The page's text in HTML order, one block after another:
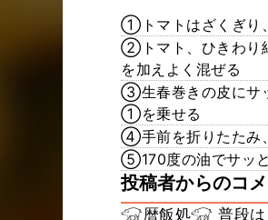
①トマトはざくぎり
②トマト、ひきわり
を加えよく混ぜる
③生春巻きの皮にサ
①を乗せる
④手前を折りたたみ
⑤170度の油でサッと
投稿者からのコ
𓃟暦飯処𓃟 普段は